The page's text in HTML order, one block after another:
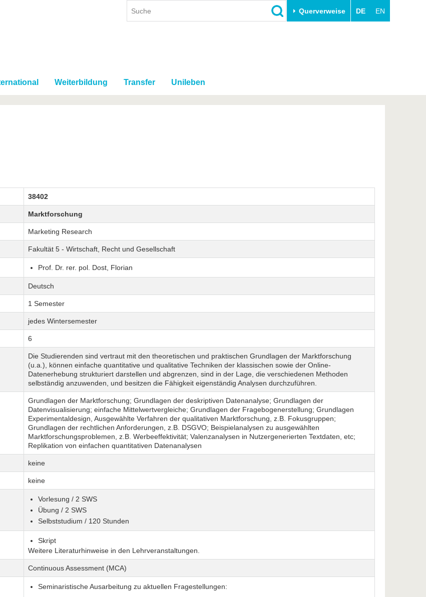
Querverweise DE EN
Weiterbildung Transfer Unileben
38402
Marktforschung
Marketing Research
Fakultät 5 - Wirtschaft, Recht und Gesellschaft
Prof. Dr. rer. pol. Dost, Florian
Deutsch
1 Semester
jedes Wintersemester
6
Die Studierenden sind vertraut mit den theoretischen und praktischen Grundlagen der Marktforschung
(u.a.), können einfache quantitative und qualitative Techniken der klassischen sowie der Online-
Datenerhebung strukturiert darstellen und abgrenzen, sind in der Lage, die verschiedenen Methoden
selbständig anzuwenden, und besitzen die Fähigkeit eigenständig Analysen durchzuführen.
Grundlagen der Marktforschung; Grundlagen der deskriptiven Datenanalyse; Grundlagen der
Datenvisualisierung; einfache Mittelwertvergleiche; Grundlagen der Fragebogenerstellung; Grundlagen
Experimentaldesign, Ausgewählte Verfahren der qualitativen Marktforschung, z.B. Fokusgruppen;
Grundlagen der rechtlichen Anforderungen, z.B. DSGVO; Beispielanalysen zu ausgewählten
Marktforschungsproblemen, z.B. Werbeeffektivität; Valenzanalysen in Nutzergenerierten Textdaten, etc;
Replikation von einfachen quantitativen Datenanalysen
keine
keine
Vorlesung / 2 SWS
Übung / 2 SWS
Selbststudium / 120 Stunden
Skript
Weitere Literaturhinweise in den Lehrveranstaltungen.
Continuous Assessment (MCA)
Seminaristische Ausarbeitung zu aktuellen Fragestellungen: